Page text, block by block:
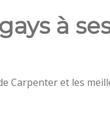
à
Carpenter et les